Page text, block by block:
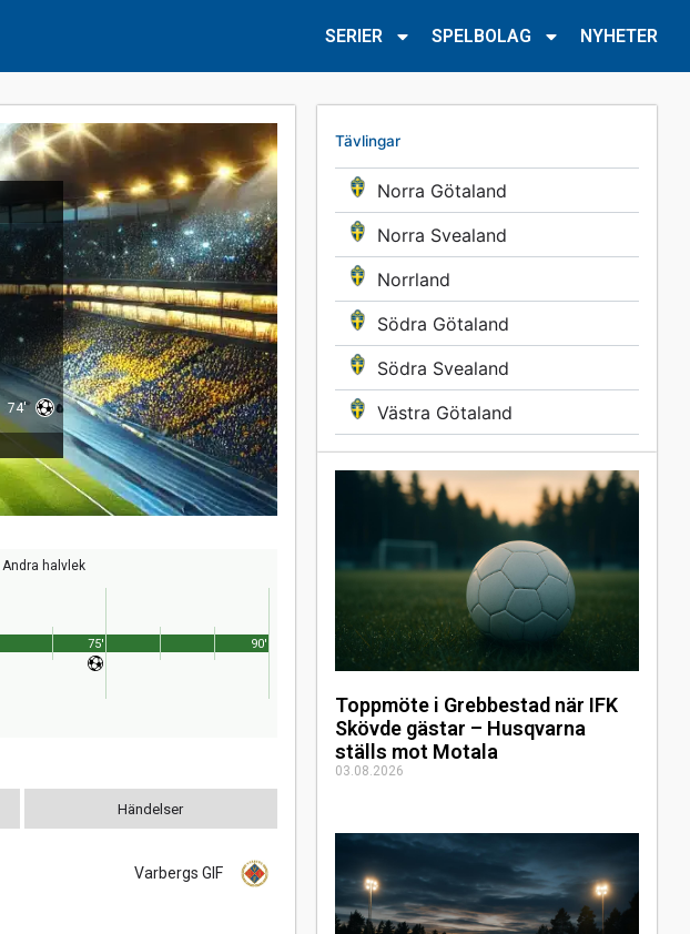
SERIER SPELBOLAG NYHETER
Tävlingar
Norra Götaland
Norra Svealand
Norrland
Södra Götaland
Södra Svealand
Västra Götaland
Toppmöte i Grebbestad när IFK
Skövde gästar – Husqvarna
ställs mot Motala
03.08.2026
74'
Andra halvlek
90'
75'
Händelser
Varbergs GIF